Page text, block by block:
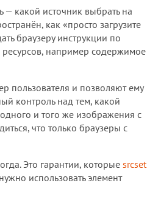
— какой источник выбрать на
как «просто загрузите
браузеру инструкции по
например содержимое
пользователя и позволяют ему
контроль над тем, какой
и того же изображения с
что только браузеры с
Это гарантии, которые srcset
использовать элемент